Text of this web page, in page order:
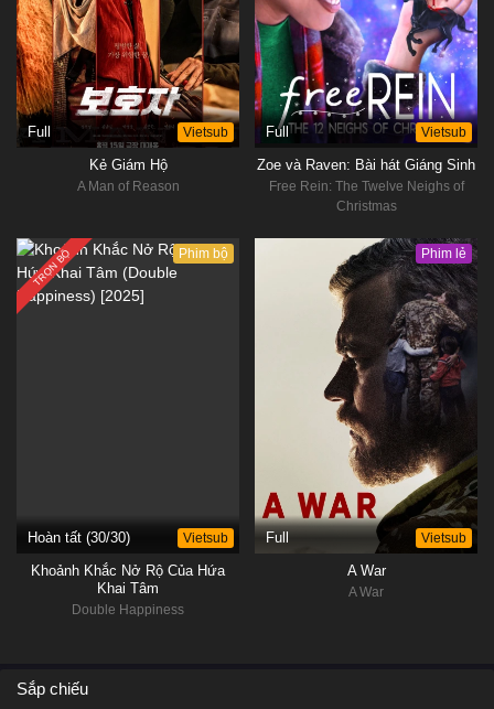
Full Vietsub
Kẻ Giám Hộ
A Man of Reason
Full Vietsub
Zoe và Raven: Bài hát Giáng Sinh
Free Rein: The Twelve Neighs of
Christmas
TRỌN BỘ Phim bộ
Hoàn tất (30/30) Vietsub
Khoảnh Khắc Nở Rộ Của Hứa
Khai Tâm
Double Happiness
Phim lẻ
Full Vietsub
A War
A War
Sắp chiếu